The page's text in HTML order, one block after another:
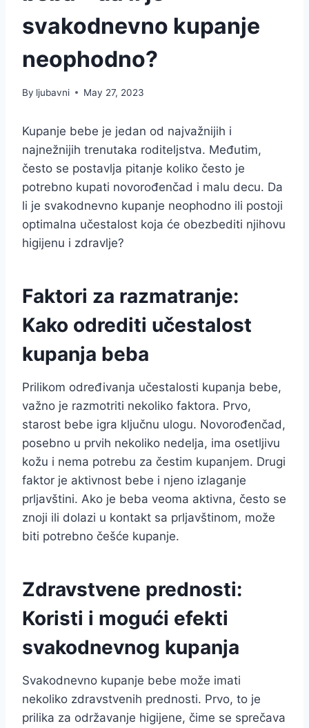
svakodnevno kupanje
neophodno?
By ljubavni May 27, 2023
Kupanje bebe je jedan od najvažnijih i
najnežnijih trenutaka roditeljstva. Međutim,
često se postavlja pitanje koliko često je
potrebno kupati novorođenčad i malu decu. Da
li je svakodnevno kupanje neophodno ili postoji
optimalna učestalost koja će obezbediti njihovu
higijenu i zdravlje?
Faktori za razmatranje:
Kako odrediti učestalost
kupanja beba
Prilikom određivanja učestalosti kupanja bebe,
važno je razmotriti nekoliko faktora. Prvo,
starost bebe igra ključnu ulogu. Novorođenčad,
posebno u prvih nekoliko nedelja, ima osetljivu
kožu i nema potrebu za čestim kupanjem. Drugi
faktor je aktivnost bebe i njeno izlaganje
prljavštini. Ako je beba veoma aktivna, često se
znoji ili dolazi u kontakt sa prljavštinom, može
biti potrebno češće kupanje.
Zdravstvene prednosti:
Koristi i mogući efekti
svakodnevnog kupanja
Svakodnevno kupanje bebe može imati
nekoliko zdravstvenih prednosti. Prvo, to je
prilika za održavanje higijene, čime se sprečava